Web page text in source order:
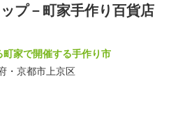
プ－町家手作り百貨店
町家で開催する手作り市
・京都市上京区